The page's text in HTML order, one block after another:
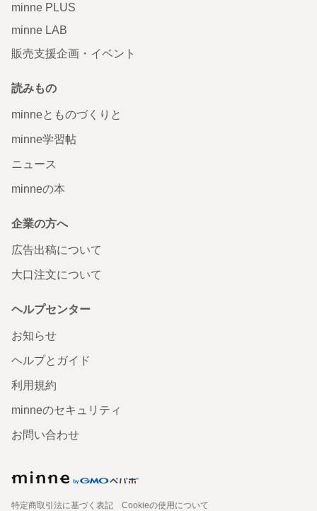
minne PLUS
minne LAB
販売支援企画・イベント
読みもの
minneとものづくりと
minne学習帖
ニュース
minneの本
企業の方へ
広告出稿について
大口注文について
ヘルプセンター
お知らせ
ヘルプとガイド
利用規約
minneのセキュリティ
お問い合わせ
特定商取引法に基づく表記
Cookieの使用について